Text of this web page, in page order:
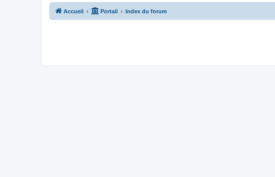
Accueil Portail Index du forum